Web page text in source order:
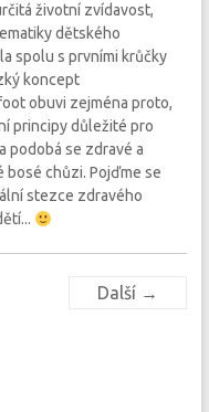
životní zvídavost,
dětského
spolu s prvními krůčky
koncept
obuvi zejména proto,
principy důležité pro
podobá se zdravé a
bosé chůzi. Pojďme se
stezce zdravého
Další →